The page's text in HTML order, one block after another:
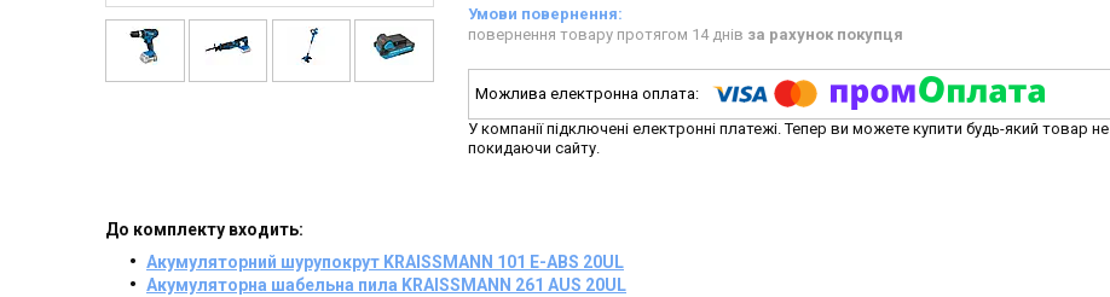
повернення товару протягом 14 днів за рахунок покупця
У компанії підключені електронні платежі. Тепер ви можете купити будь-який товар не
покидаючи сайту.
До комплекту входить:
Акумуляторний шурупокрут KRAISSMANN 101 E-ABS 20UL
Акумуляторна шабельна пила KRAISSMANN 261 AUS 20UL